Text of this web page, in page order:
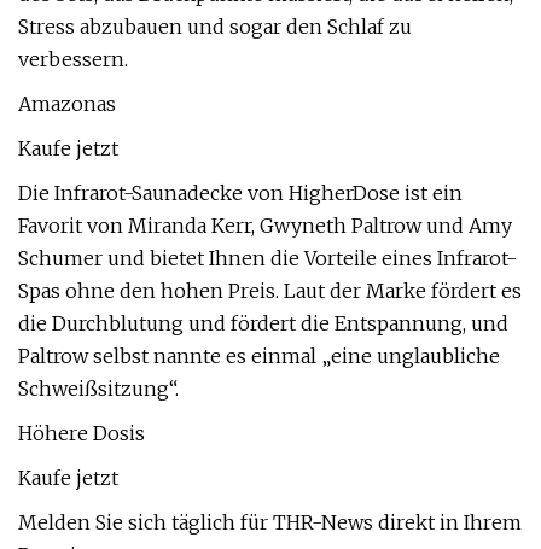
Stress abzubauen und sogar den Schlaf zu
verbessern.
Amazonas
Kaufe jetzt
Die Infrarot-Saunadecke von HigherDose ist ein
Favorit von Miranda Kerr, Gwyneth Paltrow und Amy
Schumer und bietet Ihnen die Vorteile eines Infrarot-
Spas ohne den hohen Preis. Laut der Marke fördert es
die Durchblutung und fördert die Entspannung, und
Paltrow selbst nannte es einmal „eine unglaubliche
Schweißsitzung“.
Höhere Dosis
Kaufe jetzt
Melden Sie sich täglich für THR-News direkt in Ihrem